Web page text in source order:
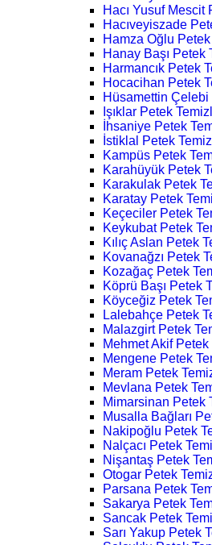
Hacı Yusuf Mescit
Hacıveyiszade
Hamza Oğlu
Hanay Başı Petek
Harmancık Petek
Hocacihan Petek
Hüsamettin
Işıklar Petek
İhsaniye Petek
İstiklal Petek
Kampüs Petek
Karahüyük Petek
Karakulak Petek
Karatay Petek
Keçeciler Petek
Keykubat Petek
Kılıç Aslan Petek
Kovanağzı Petek
Kozağaç Petek
Köprü Başı Petek
Köyceğiz Petek
Lalebahçe Petek
Malazgirt Petek
Mehmet Akif
Mengene Petek
Meram Petek
Mevlana Petek
Mimarsinan Petek
Musalla Bağları
Nakipoğlu Petek
Nalçacı Petek
Nişantaş Petek
Otogar Petek
Parsana Petek
Sakarya Petek
Sancak Petek
Sarı Yakup Petek